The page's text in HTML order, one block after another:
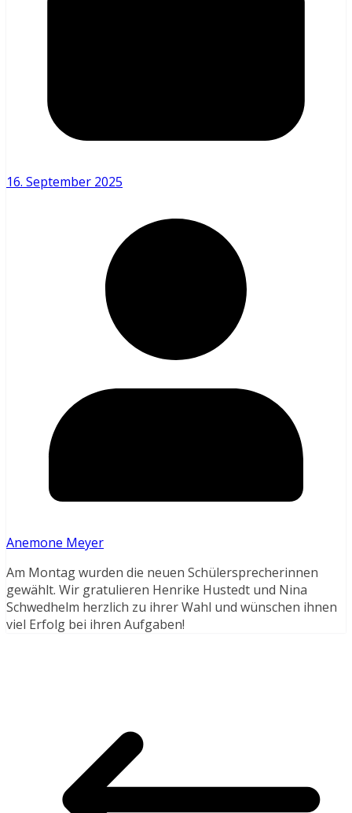
16. September 2025
Anemone Meyer
Am Montag wurden die neuen Schülersprecherinnen
gewählt. Wir gratulieren Henrike Hustedt und Nina
Schwedhelm herzlich zu ihrer Wahl und wünschen ihnen
viel Erfolg bei ihren Aufgaben!